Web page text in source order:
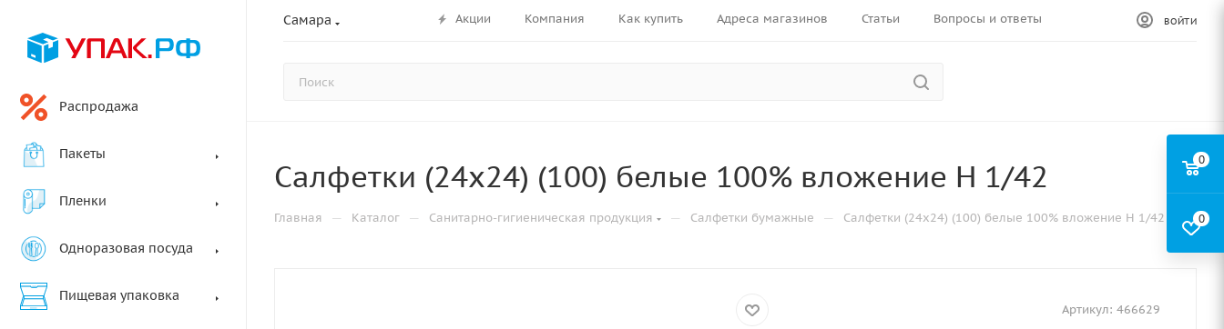
Самара Акции Компания Как купить Адреса магазинов Статьи Вопросы и ответы ВОЙТИ
Распродажа
Пакеты
Пленки
Одноразовая посуда
Пищевая упаковка
Салфетки (24х24) (100) белые 100% вложение Н 1/42
Главная — Каталог — Санитарно-гигиеническая продукция — Салфетки бумажные — Салфетки (24х24) (100) белые 100% вложение Н 1/42
Артикул: 466629
0
0